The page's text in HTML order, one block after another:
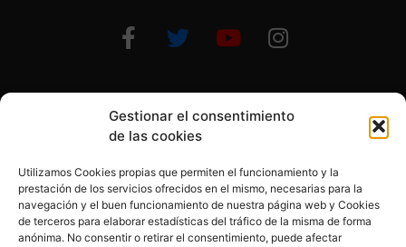
Gestionar el consentimiento
de las cookies
Utilizamos Cookies propias que permiten el funcionamiento y la
prestación de los servicios ofrecidos en el mismo, necesarias para la
navegación y el buen funcionamiento de nuestra página web y Cookies
de terceros para elaborar estadísticas del tráfico de la misma de forma
anónima. No consentir o retirar el consentimiento, puede afectar
Otras formas de ayudar
© 2020, Fundación Alba Pérez. All Rights Reserved